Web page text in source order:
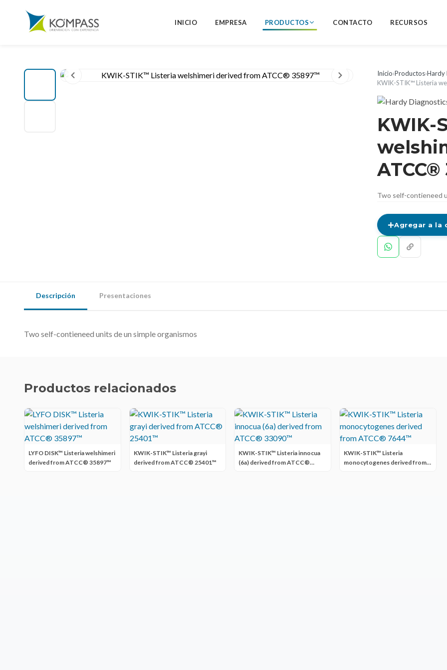
INICIO EMPRESA PRODUCTOS CONTACTO RECURSOS
Inicio›Productos›Hardy
KWIK-STIK™ Listeria
KWIK-
Two self-contieneed
Agregar a la
Descripción Presentaciones
Two self-contieneed units de un simple organismos
Productos relacionados
LYFO DISK™ Listeria welshimeri
derived from ATCC® 35897™
KWIK-STIK™ Listeria grayi
derived from ATCC® 25401™
KWIK-STIK™ Listeria innocua
(6a) derived from ATCC®
KWIK-STIK™ Listeria
monocytogenes derived from